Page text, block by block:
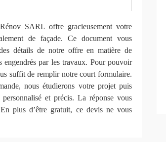
SARL offre gracieusement votre
de façade. Ce document vous
détails de notre offre en matière de
engendrés par les travaux. Pour pouvoir
suffit de remplir notre court formulaire.
nous étudierons votre projet puis
et précis. La réponse vous
plus d’être gratuit, ce devis ne vous